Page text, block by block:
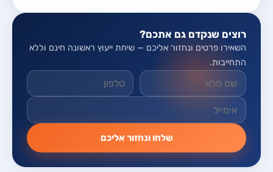
רוצים שנקדם גם אתכם?
השאירו פרטים ונחזור אליכם — שיחת ייעוץ ראשונה חינם וללא
התחייבות.
שלחו ונחזור אליכם
אל תמלאו שדה זה